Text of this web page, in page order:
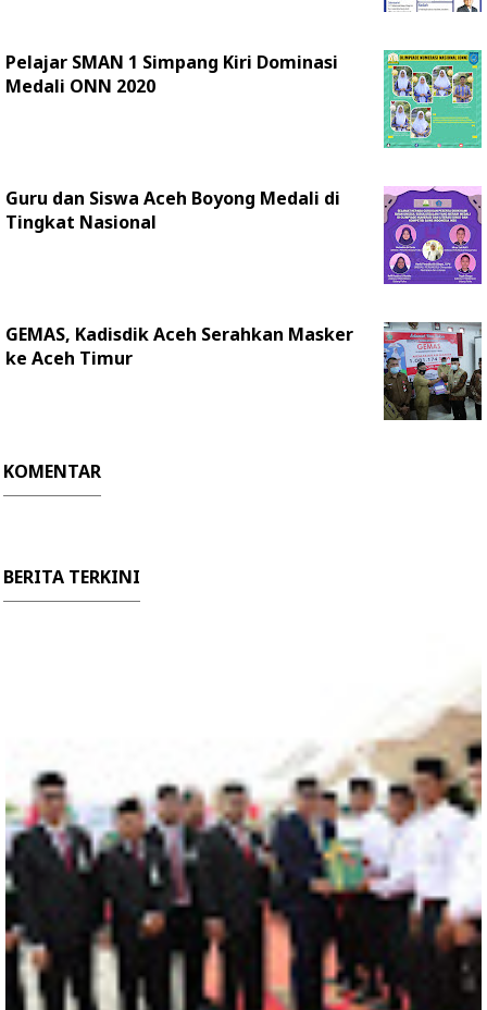
Pelajar SMAN 1 Simpang Kiri Dominasi
Medali ONN 2020
Guru dan Siswa Aceh Boyong Medali di
Tingkat Nasional
GEMAS, Kadisdik Aceh Serahkan Masker
ke Aceh Timur
KOMENTAR
BERITA TERKINI